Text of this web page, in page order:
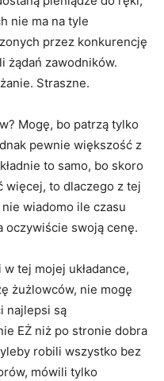
nie ma na tyle
przez konkurencję
żądań zawodników.
Straszne.
Mogę, bo patrzą tylko
pewnie większość z
to samo, bo skoro
więcej, to dlaczego z tej
wiadomo ile czasu
oczywiście swoją cenę.
tej mojej układance,
żużlowców, nie mogę
najlepsi są
EŻ niż po stronie dobra
robili wszystko bez
mówili tylko